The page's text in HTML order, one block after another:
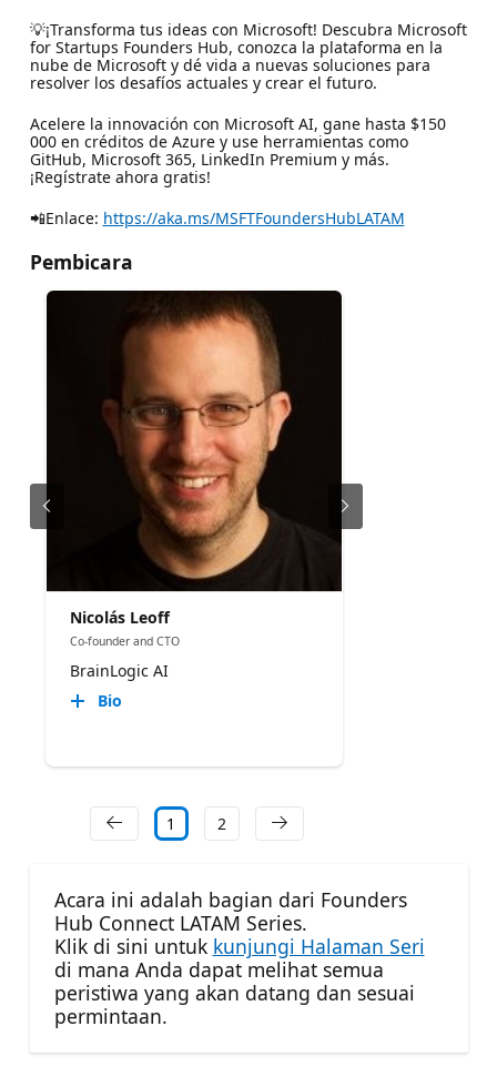
💡¡Transforma tus ideas con Microsoft! Descubra Microsoft
for Startups Founders Hub, conozca la plataforma en la
nube de Microsoft y dé vida a nuevas soluciones para
resolver los desafíos actuales y crear el futuro.
Acelere la innovación con Microsoft AI, gane hasta $150
000 en créditos de Azure y use herramientas como
GitHub, Microsoft 365, LinkedIn Premium y más.
¡Regístrate ahora gratis!
📲Enlace: https://aka.ms/MSFTFoundersHubLATAM
Pembicara
Nicolás Leoff
Co-founder and CTO
BrainLogic AI
Bio
1 2
Acara ini adalah bagian dari Founders
Hub Connect LATAM Series.
Klik di sini untuk kunjungi Halaman Seri
di mana Anda dapat melihat semua
peristiwa yang akan datang dan sesuai
permintaan.